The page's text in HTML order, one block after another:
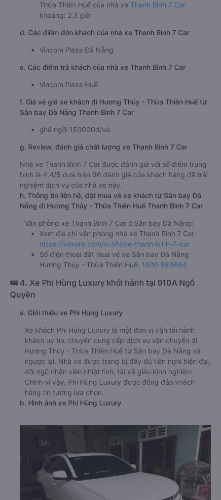
Thừa Thiên Huế của nhà xe Thanh Bình 7 Car
khoảng: 2.3 giờ
d. Các điểm đón khách của nhà xe Thanh Bình 7 Car
Vincom Plaza Đà Nẵng
e. Các điểm trả khách của nhà xe Thanh Bình 7 Car
Vincom Plaza Huế
f. Giá vé giá xe khách đi Hương Thủy - Thừa Thiên Huế từ
Sân bay Đà Nẵng Thanh Bình 7 Car
ghế ngồi 150000đ/vé
g. Review, đánh giá chất lượng xe Thanh Bình 7 Car
Nhà xe Thanh Bình 7 Car được đánh giá với số điểm trung
bình là 4.4/5 dựa trên 96 đánh giá của khách hàng đã trải
nghiệm dịch vụ của nhà xe này.
h. Thông tin liên hệ, đặt mua vé xe khách từ Sân bay Đà
Nẵng đi Hương Thủy - Thừa Thiên Huế Thanh Bình 7 Car
Văn phòng xe Thanh Bình 7 Car ở Sân bay Đà Nẵng:
Xem địa chỉ văn phòng nhà xe Thanh Bình 7 Car:
https://vexere.com/vi-VN/xe-thanh-binh-7-car
Số điện thoại đặt mua vé xe Sân bay Đà Nẵng
Hương Thủy - Thừa Thiên Huế: 1900 888684
🚌 4. Xe Phi Hùng Luxury khởi hành tại 910A Ngô
Quyền
a. Giới thiệu xe Phi Hùng Luxury
Xe khách Phi Hùng Luxury là một đơn vị vận tải hành
khách uy tín, chuyên cung cấp dịch vụ vận chuyển đi
Hương Thủy - Thừa Thiên Huế từ Sân bay Đà Nẵng và
ngược lại. Nhà xe được trang bị đầy đủ tiện nghi hiện đại,
đội ngũ nhân viên nhiệt tình, tài xế giàu kinh nghiệm.
Chính vì vậy, Phi Hùng Luxury được đông đảo khách
hàng tin tưởng lựa chọn.
b. Hình ảnh xe Phi Hùng Luxury